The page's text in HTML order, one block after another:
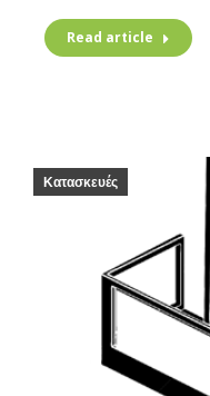
Read article
Κατασκευές